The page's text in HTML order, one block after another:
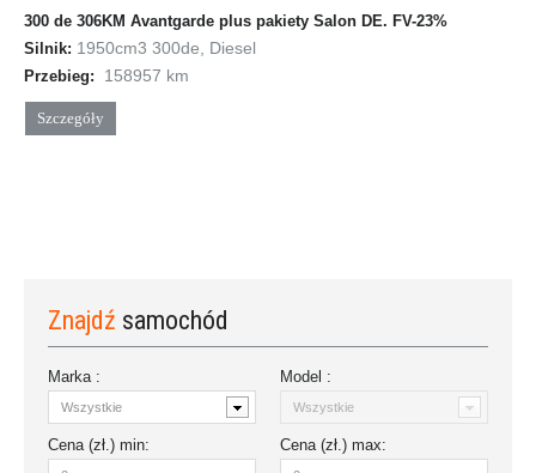
300 de 306KM Avantgarde plus pakiety Salon DE. FV-23%
Silnik: 1950cm3 300de, Diesel
Przebieg: 158957 km
Szczegóły
Znajdź samochód
Marka : Model :
Cena (zł.) min: Cena (zł.) max: